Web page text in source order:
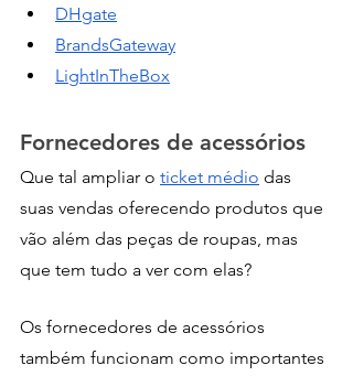
DHgate
BrandsGateway
LightInTheBox
Fornecedores de acessórios
Que tal ampliar o ticket médio das
suas vendas oferecendo produtos que
vão além das peças de roupas, mas
que tem tudo a ver com elas?
Os fornecedores de acessórios
também funcionam como importantes